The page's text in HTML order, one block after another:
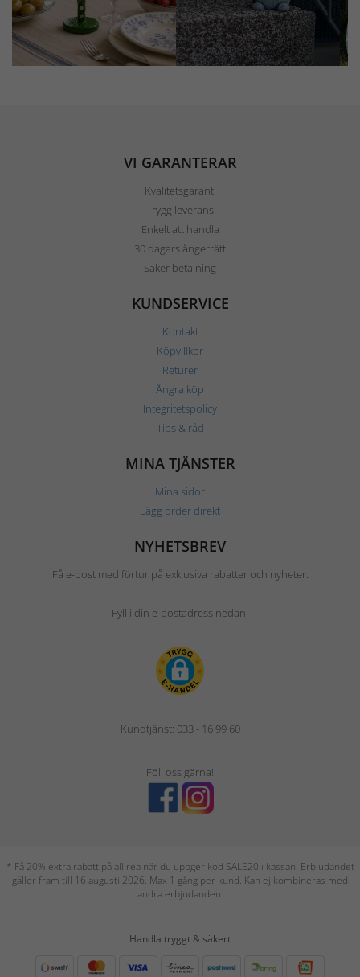
VI GARANTERAR
Kvalitetsgaranti
Trygg leverans
Enkelt att handla
30 dagars ångerrätt
Säker betalning
KUNDSERVICE
Kontakt
Köpvillkor
Returer
Ångra köp
Integritetspolicy
Tips & råd
MINA TJÄNSTER
Mina sidor
Lägg order direkt
NYHETSBREV
Få e-post med förtur på exklusiva rabatter och nyheter.
Fyll i din e-postadress nedan.
Kundtjänst: 033 - 16 99 60
Följ oss gärna!
* Få 20% extra rabatt på all rea när du uppger kod SALE20 i kassan. Erbjudandet
gäller fram till 16 augusti 2026. Max 1 gång per kund. Kan ej kombineras med
andra erbjudanden.
Handla tryggt & säkert